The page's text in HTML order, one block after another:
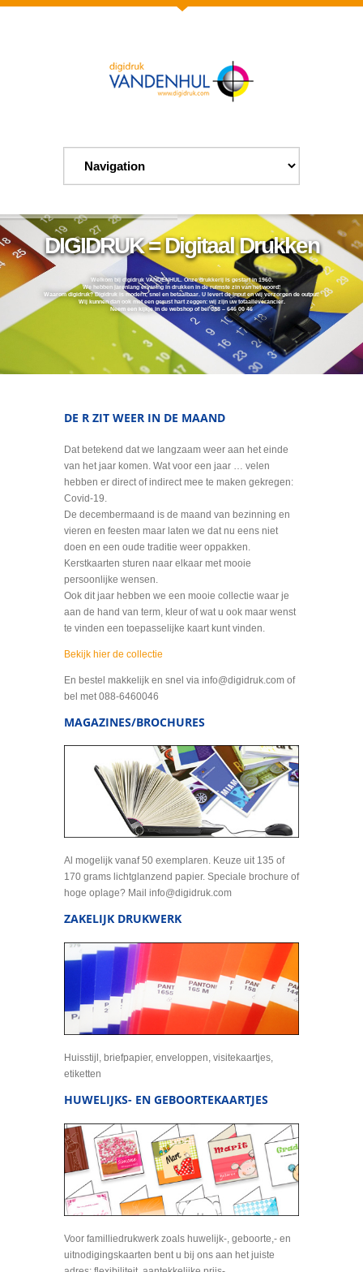
Welkom bij digidruk VANDENHUL. Onze drukkerij is gestart in 1960.
We hebben jarenlang ervaring in drukken in de ruimste zin van het woord!
Waarom digidruk? Digidruk is modern, snel en betaalbaar. U levert de input en wij verzorgen de output!
Wij kunnen dan ook met een gerust hart zeggen: wij zijn uw totaalleverancier.
Neem een kijkje in de webshop of bel 088 – 646 00 46
DIGIDRUK = Digitaal Drukken
DE R ZIT WEER IN DE MAAND
Dat betekend dat we langzaam weer aan het einde
van het jaar komen. Wat voor een jaar … velen
hebben er direct of indirect mee te maken gekregen:
Covid-19.
De decembermaand is de maand van bezinning en
vieren en feesten maar laten we dat nu eens niet
doen en een oude traditie weer oppakken.
Kerstkaarten sturen naar elkaar met mooie
persoonlijke wensen.
Ook dit jaar hebben we een mooie collectie waar je
aan de hand van term, kleur of wat u ook maar wenst
te vinden een toepasselijke kaart kunt vinden.
Bekijk hier de collectie
En bestel makkelijk en snel via info@digidruk.com of
bel met 088-6460046
MAGAZINES/BROCHURES
Al mogelijk vanaf 50 exemplaren. Keuze uit 135 of
170 grams lichtglanzend papier. Speciale brochure of
hoge oplage? Mail info@digidruk.com
ZAKELIJK DRUKWERK
Huisstijl, briefpapier, enveloppen, visitekaartjes,
etiketten
HUWELIJKS- EN GEBOORTEKAARTJES
Voor familliedrukwerk zoals huwelijk-, geboorte,- en
uitnodigingskaarten bent u bij ons aan het juiste